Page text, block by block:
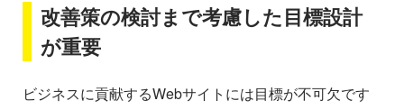
改善策の検討まで考慮した目標設計
が重要
ビジネスに貢献するWebサイトには目標が不可欠です